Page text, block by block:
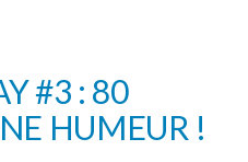
#3 : 80
HUMEUR !